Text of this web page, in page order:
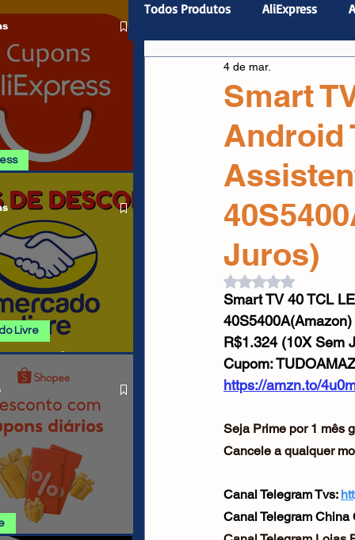
PROMOÇÕES
LIVRE
Livre
Todos Produtos AliExpress
Magazine Luiza
Smartphones
Smart
Android
Juros)
4 de mar.
Avaliado com NaN
Smart TV 40 TCL
40S5400A(Amazon)
R$1.324 (10X Sem
Cupom:
https://amzn.to/
Seja Prime por 1 mês
Cancele a qualquer
Canal Telegram Tvs:
Canal Telegram